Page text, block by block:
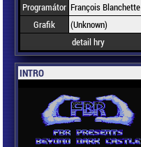
Programátor François Blanchette
Grafik
(Unknown)
detail hry
INTRO